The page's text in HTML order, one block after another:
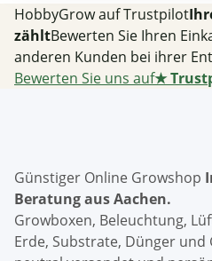
HobbyGrow auf Trustpilot
zähltBewerten Sie Ihren
anderen Kunden bei ihrer
Bewerten Sie uns auf★
Günstiger Online Growshop
Beratung aus Aachen.
Growboxen, Beleuchtung,
Erde, Substrate, Dünger